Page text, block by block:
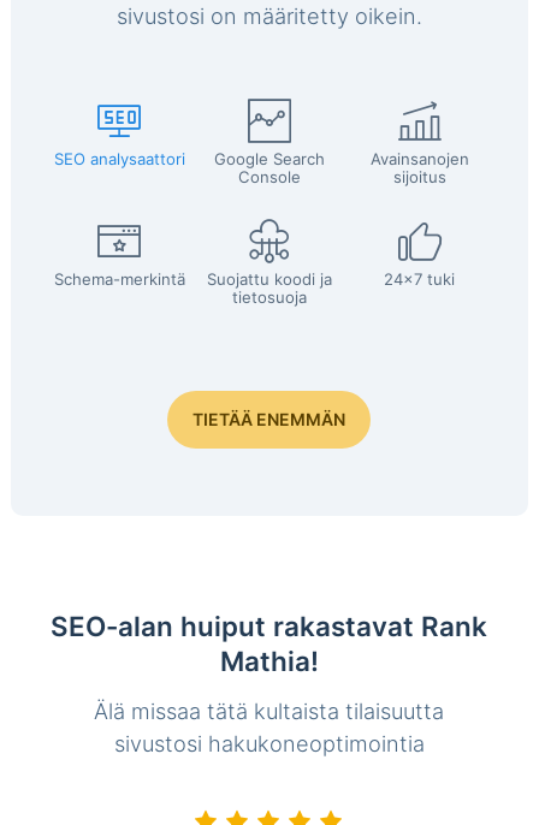
sivustosi on määritetty oikein.
SEO analysaattori
Google Search
Console
Avainsanojen
sijoitus
Schema-merkintä
Suojattu koodi ja
tietosuoja
24x7 tuki
TIETÄÄ ENEMMÄN
SEO-alan huiput rakastavat Rank
Mathia!
Älä missaa tätä kultaista tilaisuutta
sivustosi hakukoneoptimointia